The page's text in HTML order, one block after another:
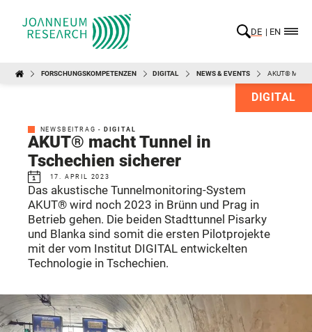
DE EN
FORSCHUNGSKOMPETENZEN DIGITAL NEWS & EVENTS AKUT®
DIGITAL
NEWSBEITRAG - DIGITAL
AKUT® macht Tunnel in
Tschechien sicherer
17. APRIL 2023
Das akustische Tunnelmonitoring-System
AKUT® wird noch 2023 in Brünn und Prag in
Betrieb gehen. Die beiden Stadttunnel Pisarky
und Blanka sind somit die ersten Pilotprojekte
mit der vom Institut DIGITAL entwickelten
Technologie in Tschechien.